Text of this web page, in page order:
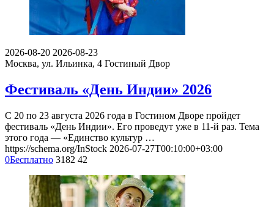
2026-08-20 2026-08-23
Москва, ул. Ильинка, 4 Гостиный Двор
Фестиваль «День Индии» 2026
С 20 по 23 августа 2026 года в Гостином Дворе пройдет
фестиваль «День Индии». Его проведут уже в 11-й раз. Тема
этого года — «Единство культур …
https://schema.org/InStock 2026-07-27T00:10:00+03:00
0Бесплатно 3182 42